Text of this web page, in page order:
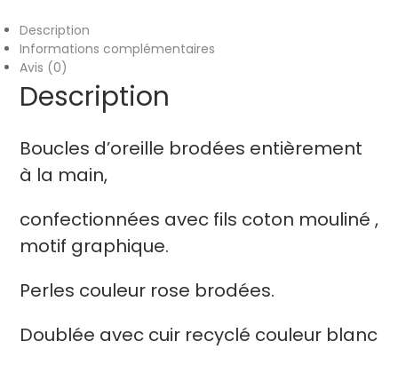
Description
Informations complémentaires
Avis (0)
Description
Boucles d’oreille brodées entièrement
à la main,
confectionnées avec fils coton mouliné ,
motif graphique.
Perles couleur rose brodées.
Doublée avec cuir recyclé couleur blanc